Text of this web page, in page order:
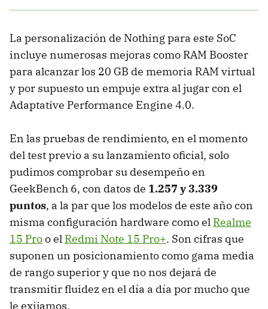
La personalización de Nothing para este SoC
incluye numerosas mejoras como RAM Booster
para alcanzar los 20 GB de memoria RAM virtual
y por supuesto un empuje extra al jugar con el
Adaptative Performance Engine 4.0.
En las pruebas de rendimiento, en el momento
del test previo a su lanzamiento oficial, solo
pudimos comprobar su desempeño en
GeekBench 6, con datos de 1.257 y 3.339
puntos, a la par que los modelos de este año con
misma configuración hardware como el Realme
15 Proo el Redmi Note 15 Pro+. Son cifras que
suponen un posicionamiento como gama media
de rango superior y que no nos dejará de
transmitir fluidez en el día a día por mucho que
le exijamos.